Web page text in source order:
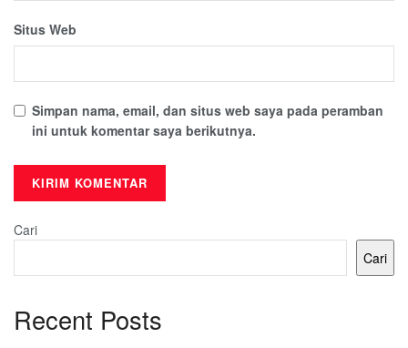
Situs Web
Simpan nama, email, dan situs web saya pada peramban
ini untuk komentar saya berikutnya.
Cari
Cari
Recent Posts